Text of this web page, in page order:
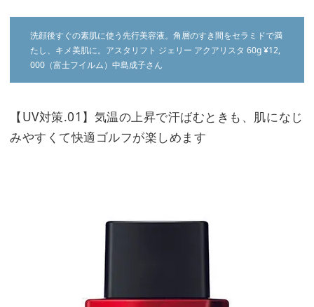
洗顔後すぐの素肌に使う先行美容液。角層のすき間をセラミドで満
たし、キメ美肌に。アスタリフト ジェリー アクアリスタ 60g ¥12,
000（富士フイルム）中島成子さん
【UV対策.01】気温の上昇で汗ばむときも、肌になじ
みやすくて快適ゴルフが楽しめます